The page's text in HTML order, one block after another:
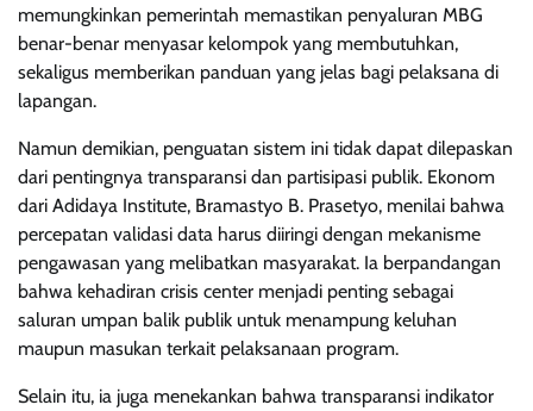
memungkinkan pemerintah memastikan penyaluran MBG
benar-benar menyasar kelompok yang membutuhkan,
sekaligus memberikan panduan yang jelas bagi pelaksana di
lapangan.
Namun demikian, penguatan sistem ini tidak dapat dilepaskan
dari pentingnya transparansi dan partisipasi publik. Ekonom
dari Adidaya Institute, Bramastyo B. Prasetyo, menilai bahwa
percepatan validasi data harus diiringi dengan mekanisme
pengawasan yang melibatkan masyarakat. Ia berpandangan
bahwa kehadiran crisis center menjadi penting sebagai
saluran umpan balik publik untuk menampung keluhan
maupun masukan terkait pelaksanaan program.
Selain itu, ia juga menekankan bahwa transparansi indikator